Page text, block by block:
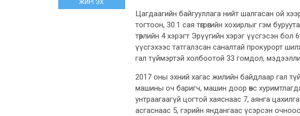
ЖИРГЭХ
Цагдаагийн байгууллага нийт шалгасан ой
тогтоон, 30.1 сая төгрөгийн хохирлыг гэм
төрлийн 4 хэрэгт Эрүүгийн хэрэг үүсгэсэн бол
үүсгэхээс татгалзсан саналтай прокурорт
гал түймэртэй холбоотой 33 гомдол,
2017 оны эхний хагас жилийн байдлаар гал
машины оч баригч, машин доор өвс
унтраагаагүй цогтой хаяснаас 7, аянга
асгаснаас 5, гэрийн яндангаас үсэрсэн